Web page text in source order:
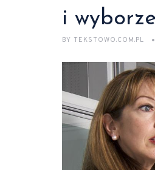
i
BY TEKSTOWO.COM.PL